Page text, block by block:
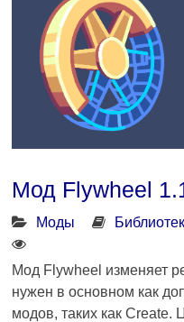
Мод Flywheel
Моды
Мод Flywheel изменяет
нужен в основном как
модов, таких как Create.